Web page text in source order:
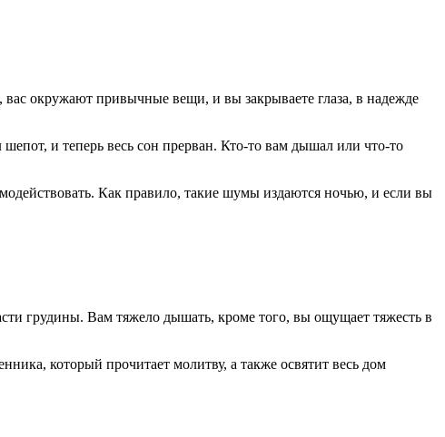
окружают привычные вещи, и вы закрываете глаза, в надежде
и теперь весь сон прерван. Кто-то вам дышал или что-то
Как правило, такие шумы издаются ночью, и если вы
грудины. Вам тяжело дышать, кроме того, вы ощущает тяжесть в
который прочитает молитву, а также освятит весь дом